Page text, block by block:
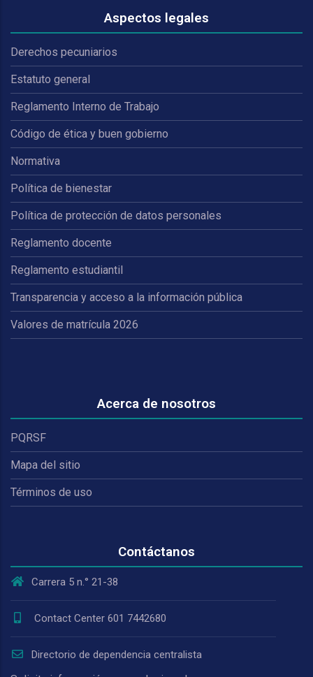
Aspectos legales
Derechos pecuniarios
Estatuto general
Reglamento Interno de Trabajo
Código de ética y buen gobierno
Normativa
Política de bienestar
Política de protección de datos personales
Reglamento docente
Reglamento estudiantil
Transparencia y acceso a la información pública
Valores de matrícula 2026
Acerca de nosotros
PQRSF
Mapa del sitio
Términos de uso
Contáctanos
Carrera 5 n.° 21-38
Contact Center 601 7442680
Directorio de dependencia centralista